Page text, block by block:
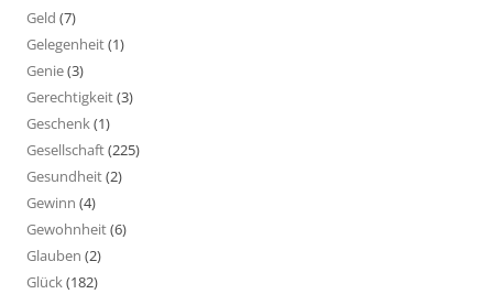
Geld (7)
Gelegenheit(1)
Genie(3)
Gerechtigkeit(3)
Geschenk(1)
Gesellschaft(225)
Gesundheit(2)
Gewinn (4)
Gewohnheit(6)
Glauben (2)
Glück(182)